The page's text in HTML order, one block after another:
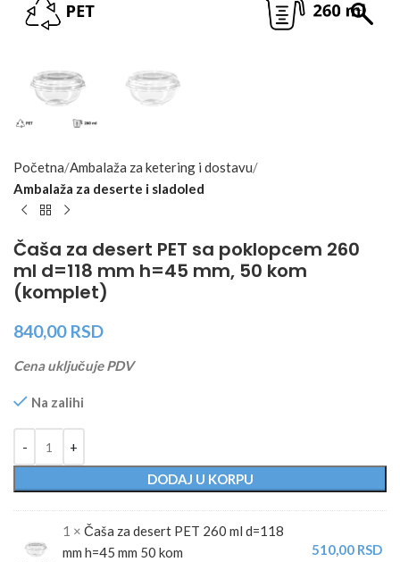
Početna Ambalaža za ketering i dostavu
Ambalaža za deserte i sladoled
Čaša za desert PET sa poklopcem 260
ml d=118 mm h=45 mm, 50 kom
(komplet)
840,00 RSD
Cena uključuje PDV
Na zalihi
DODAJ U KORPU
1 × Čaša za desert PET 260 ml d=118
mm h=45 mm 50 kom
510,00 RSD